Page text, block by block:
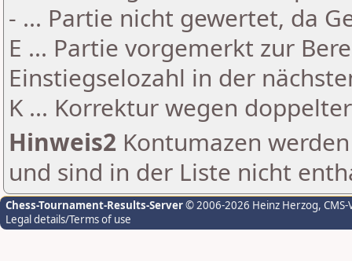
- ... Partie nicht gewertet, da
E ... Partie vorgemerkt zur
Einstiegselozahl in der
K ... Korrektur wegen
Hinweis2 Kontumazen
und sind in der Liste nicht
Chess-Tournament-Results-Server© 2006-2026 Heinz Herzog,
Legal details/Terms of use